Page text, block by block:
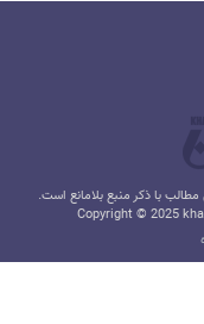
با ذکر منبع بلامانع است.
Copyright © 2025